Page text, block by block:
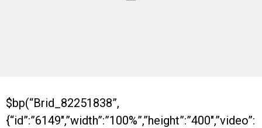
$bp(“Brid_82251838”,
{“id”:”6149″,”width”:”100%”,”height”:”400″,”video”: